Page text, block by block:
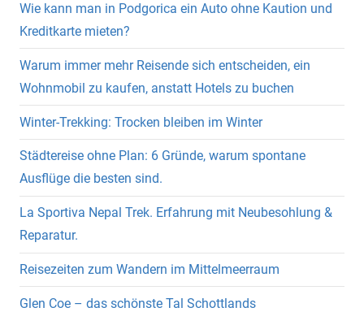
Wie kann man in Podgorica ein Auto ohne Kaution und
Kreditkarte mieten?
Warum immer mehr Reisende sich entscheiden, ein
Wohnmobil zu kaufen, anstatt Hotels zu buchen
Winter-Trekking: Trocken bleiben im Winter
Städtereise ohne Plan: 6 Gründe, warum spontane
Ausflüge die besten sind.
La Sportiva Nepal Trek. Erfahrung mit Neubesohlung &
Reparatur.
Reisezeiten zum Wandern im Mittelmeerraum
Glen Coe – das schönste Tal Schottlands